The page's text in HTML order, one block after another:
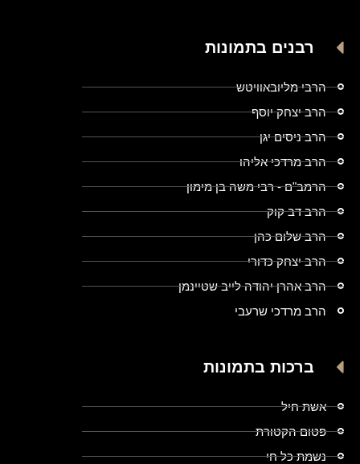
רבנים בתמונות
הרבי מליובאוויטש
הרב יצחק יוסף
הרב ניסים יגן
הרב מרדכי אליהו
הרמב"ם - רבי משה בן מימון
הרב דב קוק
הרב שלום כהן
הרב יצחק כדורי
הרב אהרן יהודה לייב שטיינמן
הרב מרדכי שרעבי
ברכות בתמונות
אשת חיל
פטום הקטורת
נשמת כל חי